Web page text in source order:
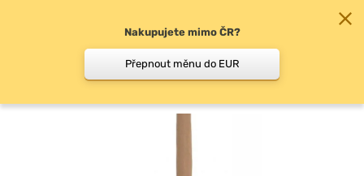
Pouzdra na pruty
Nakupujete mimo ČR?
Přepnout měnu do EUR